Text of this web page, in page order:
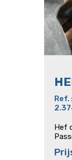
Ref.
Hef
M/